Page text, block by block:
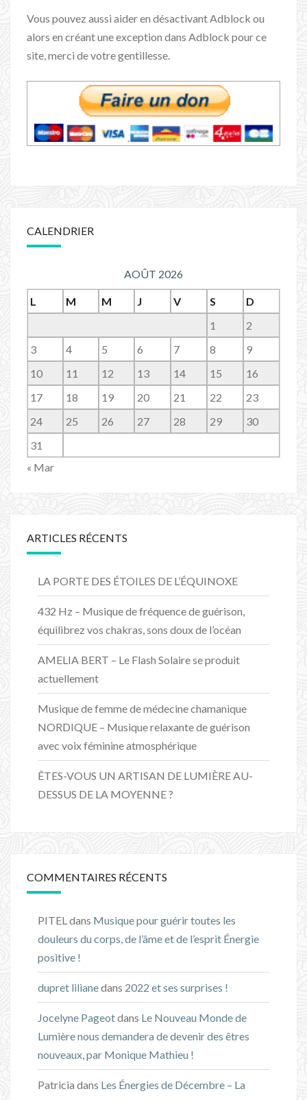
Vous pouvez aussi aider en désactivant Adblock ou
alors en créant une exception dans Adblock pour ce
site, merci de votre gentillesse.
CALENDRIER
AOÛT 2026
L M M J V S
D
1
2
3
4 5 6 7 8
9
10
11 12 13 14 15
16
17
18 19 20 21 22
23
24
25 26 27 28 29
30
31
« Mar
ARTICLES RÉCENTS
LA PORTE DES ÉTOILES DE L’ÉQUINOXE
432 Hz – Musique de fréquence de guérison,
équilibrez vos chakras, sons doux de l’océan
AMELIA BERT – Le Flash Solaire se produit
actuellement
Musique de femme de médecine chamanique
NORDIQUE – Musique relaxante de guérison
avec voix féminine atmosphérique
ÊTES-VOUS UN ARTISAN DE LUMIÈRE AU-
DESSUS DE LA MOYENNE ?
COMMENTAIRES RÉCENTS
PITELdans Musique pour guérir toutes les
douleurs du corps, de l’âme et de l’esprit Énergie
positive !
dupret lilianedans 2022 et ses surprises !
Jocelyne Pageotdans Le Nouveau Monde de
Lumière nous demandera de devenir des êtres
nouveaux, par Monique Mathieu !
Patricia dans Les Énergies de Décembre – La